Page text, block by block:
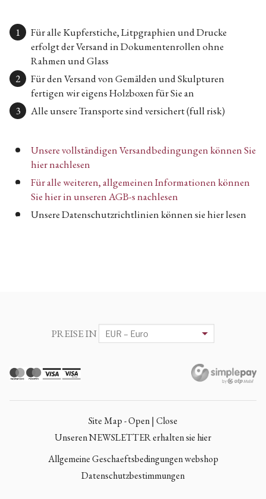
Für alle Kupferstiche, Litpgraphien und Drucke
erfolgt der Versand in Dokumentenrollen ohne
Rahmen und Glass
Für den Versand von Gemälden und Skulpturen
fertigen wir eigens Holzboxen für Sie an
Alle unsere Transporte sind versichert (full risk)
Unsere vollständigen Versandbedingungen können Sie
hier nachlesen
Für alle weiteren, allgemeinen Informationen können
Sie hier in unseren AGB-s nachlesen
Unsere Datenschutzrichtlinien können sie hier lesen
PREISE IN
Site Map - Open | Close
Unseren NEWSLETTER erhalten sie hier
Allgemeine Geschaeftsbedingungen webshop
Datenschutzbestimmungen